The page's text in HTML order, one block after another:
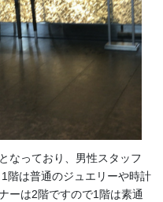
なっており、男性スタッフ
階は普通のジュエリーや時計
ーは2階ですので1階は素通